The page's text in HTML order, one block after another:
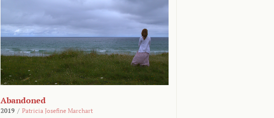
Abandoned
2019 / Patricia Josefine Marchart